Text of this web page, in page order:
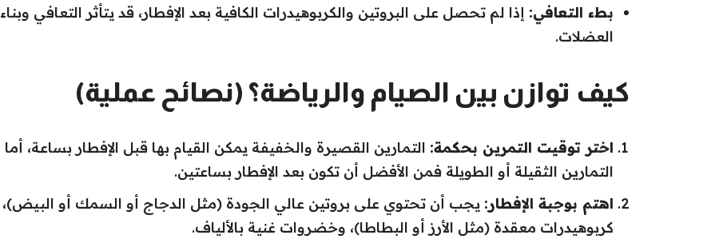
بطء التعافي: إذا لم تحصل على البروتين والكربوهيدرات الكافية بعد الإفطار، قد يتأثر التعافي وبناء
العضلات.
كيف توازن بين الصيام والرياضة؟ (نصائح عملية)
اختر توقيت التمرين بحكمة: التمارين القصيرة والخفيفة يمكن القيام بها قبل الإفطار بساعة، أما
التمارين الثقيلة أو الطويلة فمن الأفضل أن تكون بعد الإفطار بساعتين.
اهتم بوجبة الإفطار: يجب أن تحتوي على بروتين عالي الجودة (مثل الدجاج أو السمك أو البيض)،
كربوهيدرات معقدة (مثل الأرز أو البطاطا)، وخضروات غنية بالألياف.